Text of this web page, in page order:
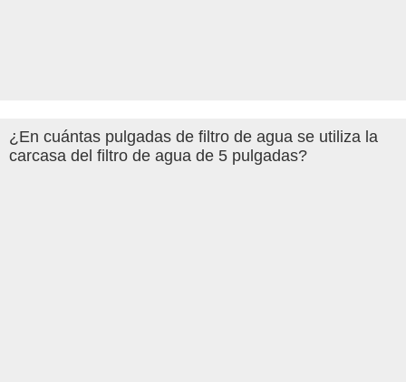
¿En cuántas pulgadas de filtro de agua se utiliza la
carcasa del filtro de agua de 5 pulgadas?